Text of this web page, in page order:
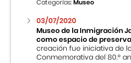
Categorías:Museo
03/07/2020
Museo de la Inmigración
como espacio de
creación fue iniciativa de
Conmemorativa del 80.º